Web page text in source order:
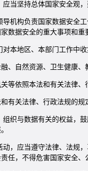
应当坚持总体国家安全观
导机构负责国家数据安全
数据安全的重大事项和
对本地区、本部门工作中
、自然资源、卫生健康
等依照本法和有关法律
有关法律、行政法规的
组织与数据有关的权益，
动，应当遵守法律、法规
任，不得危害国家安全